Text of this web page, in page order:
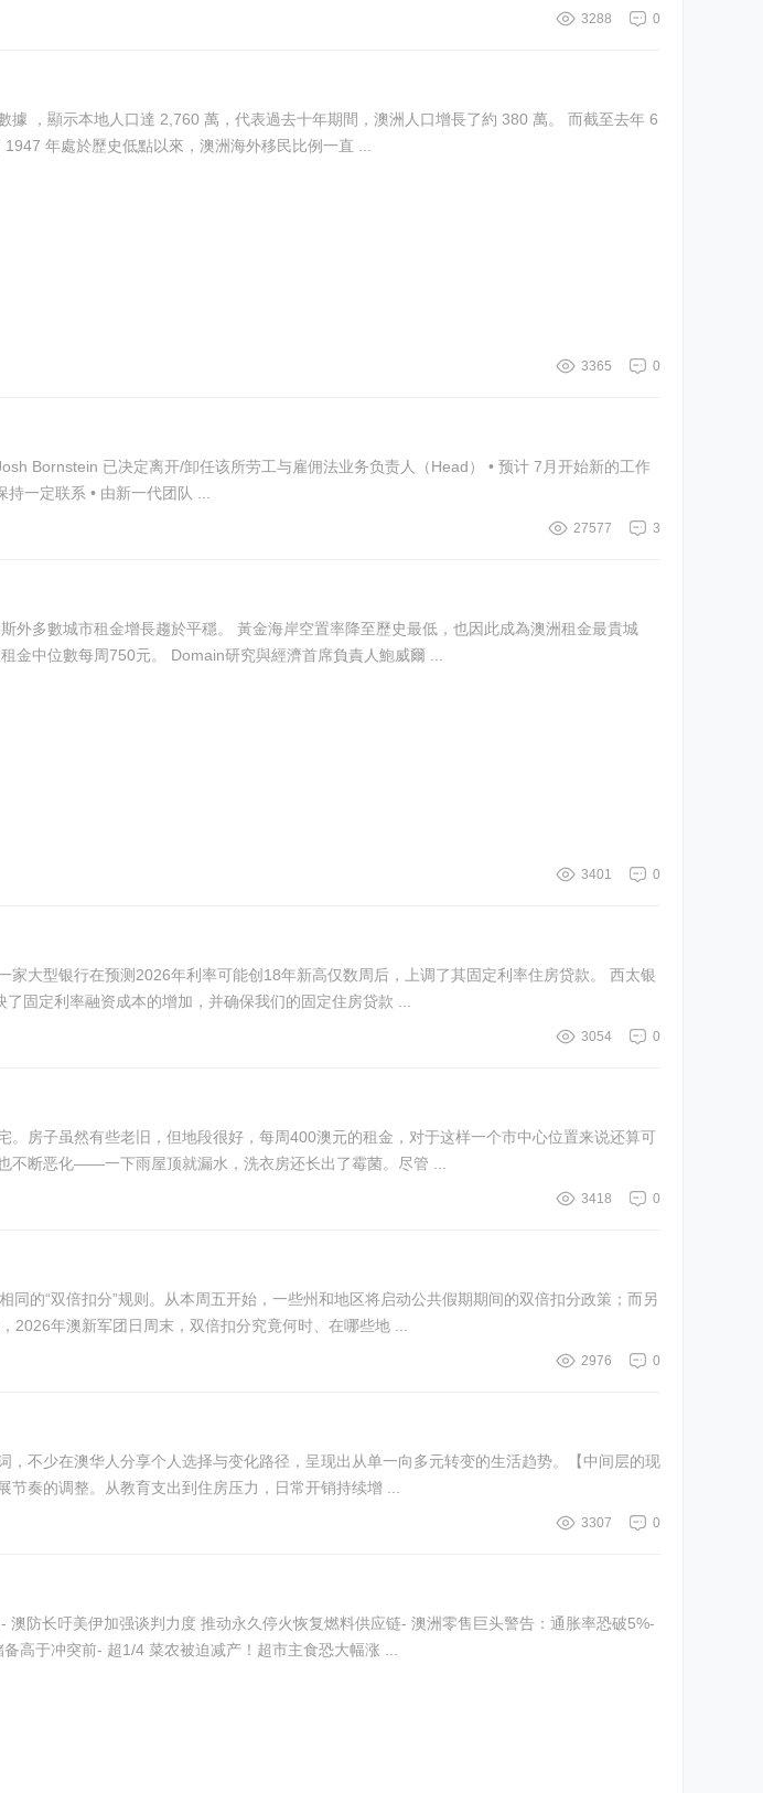
0
3288
本地人口達 2,760 萬，代表過去十年期間，澳洲人口增長了約 380 萬。 而截至去年 6
年處於歷史低點以來，澳洲海外移民比例一直 ...
0
3365
（非政府职位） ￼ 同时他本人也确认： • 在所内工作 29年 • 将转为顾问（consultant）身份保持一定联系 • 由新一代团队 ...
3
27577
置率降至歷史最低，也因此成為澳洲租金最貴城
市，周租金中位數達900元，許多租客被迫退租與親友同住。 而悉尼是最貴首府城市，房屋租金中位數每周750元。 Domain研究與經濟首席負責人鮑威爾 ...
0
3401
主和投资者的固定利率住房贷款将上调0.15%。 “这一变化反映了固定利率融资成本的增加，并确保我们的固定住房贷款 ...
0
3054
房子虽然有些老旧，但地段很好，每周400澳元的租金，对于这样一个市中心位置来说还算可
不断恶化——一下雨屋顶就漏水，洗衣房还长出了霉菌。尽管 ...
0
3418
的“双倍扣分”规则。从本周五开始，一些州和地区将启动公共假期期间的双倍扣分政策；而另
分将于下周在多个司法辖区生效 (Jason South)那么，2026年澳新军团日周末，双倍扣分究竟何时、在哪些地 ...
0
2976
不少在澳华人分享个人选择与变化路径，呈现出从单一向多元转变的生活趋势。【中间层的现
节奏的调整。从教育支出到住房压力，日常开销持续增 ...
0
3307
防长吁美伊加强谈判力度 推动永久停火恢复燃料供应链- 澳洲零售巨头警告：通胀率恐破5%-
高于冲突前- 超1/4 菜农被迫减产！超市主食恐大幅涨 ...